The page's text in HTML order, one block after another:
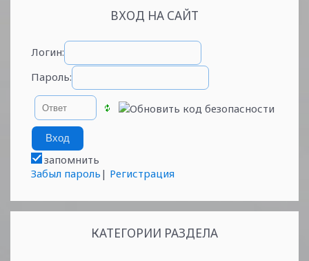
ВХОД НА САЙТ
Логин:
Пароль:
запомнить
Забыл пароль | Регистрация
КАТЕГОРИИ РАЗДЕЛА